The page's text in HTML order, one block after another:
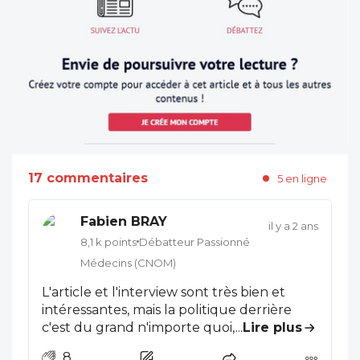
17 commentaires 5 en ligne
Fabien BRAY
8,1 k points Débatteur Passionné
Médecins (CNOM)
il y a 2 ans
L'article et l'interview sont très bien et
intéressantes, mais la politique derrière
c'est du grand n'importe quoi, comme
... Lire plus